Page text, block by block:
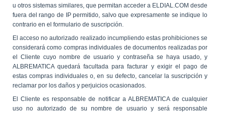
u otros sistemas similares, que permitan acceder a ELDIAL.COM desde
fuera del rango de IP permitido, salvo que expresamente se indique lo
contrario en el formulario de suscripción.
El acceso no autorizado realizado incumpliendo estas prohibiciones se
considerará como compras individuales de documentos realizadas por
el Cliente cuyo nombre de usuario y contraseña se haya usado, y
ALBREMATICA quedará facultada para facturar y exigir el pago de
estas compras individuales o, en su defecto, cancelar la suscripción y
reclamar por los daños y perjuicios ocasionados.
El Cliente es responsable de notificar a ALBREMATICA de cualquier
uso no autorizado de su nombre de usuario y será responsable